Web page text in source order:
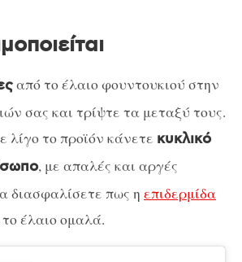
από το έλαιο φουντουκιού στην
σας και τρίψτε τα μεταξύ τους.
λίγο το προϊόν κάνετε κυκλικό
, με απαλές και αργές
διασφαλίσετε πως η επιδερμίδα
έλαιο ομαλά.